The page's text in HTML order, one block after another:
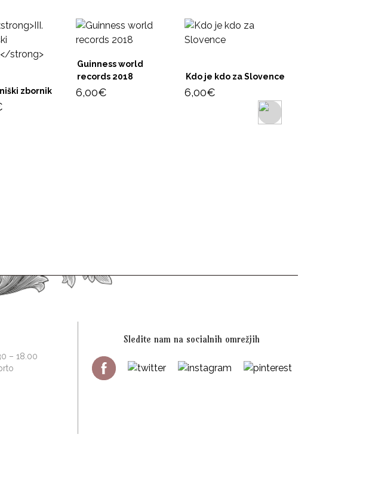
zbornik
Guinness world
records 2018
6,00€
Kdo je kdo za Slovence
6,00€
– 18.00
Sledite nam na socialnih omrežjih